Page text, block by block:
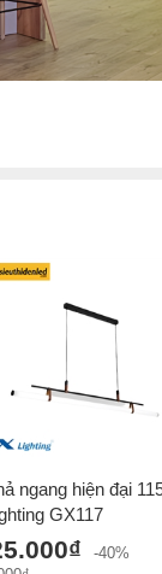
Đèn chao thả
thả chung cư
chao thả quán cafe
ngang hiện đại
GX117
-40%